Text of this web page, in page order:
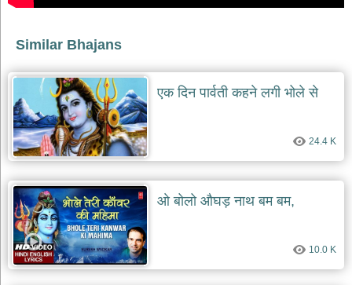
गुरुदेव
भजन
gurudev
bhajans
विविध
भजन
miscellaneous
bhajans
विष्णु
भजन
vishnu
bhajans
बाबा
बालक
Similar Bhajans
एक दिन पार्वती कहने लगी भोले से
24.4 K
ओ बोलो औघड़ नाथ बम बम,
10.0 K